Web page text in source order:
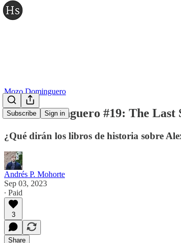
Subscribe Sign in
Mozo Dominguero
Mozo dominguero #19: The Last
¿Qué dirán los libros de historia sobre
Andrés P. Mohorte
Sep 03, 2023
∙ Paid
3
Share